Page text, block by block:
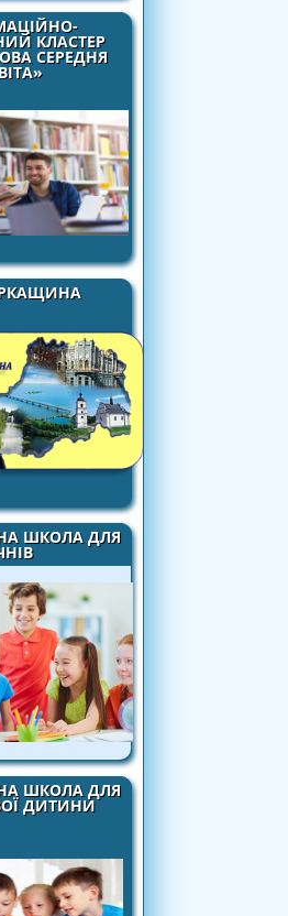
КЛАСТЕР
СЕРЕДНЯ
ШКОЛА ДЛЯ
ШКОЛА ДЛЯ
ДИТИНИ